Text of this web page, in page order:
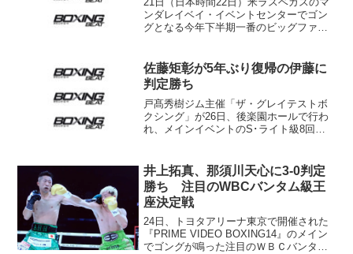
ンダレイベイ・イベントセンターでゴン
グとなる今年下半期一番のビッグファイ
の最終記者会見が18日、現地で開かれ
た。 承認料...
佐藤矩彰が5年ぶり復帰の伊藤に
判定勝ち
戸髙秀樹ジム主催「ザ・グレイテストボ
クシング」が26日、後楽園ホールで行わ
れ、メインイベントのS･ライト級8回戦
（宮田）に3-0判定勝ちした。 ◇S･ライ
ト級8回戦 ...
井上拓真、那須川天心に3-0判定
勝ち 注目のWBCバンタム級王
座決定戦
24日、トヨタアリーナ東京で開催された
『PRIME VIDEO BOXING14』のメイン
でゴングが鳴った注目のＷＢＣバンタム